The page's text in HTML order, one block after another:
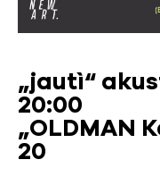
„jautì“
20:00
„OLDMAN
20